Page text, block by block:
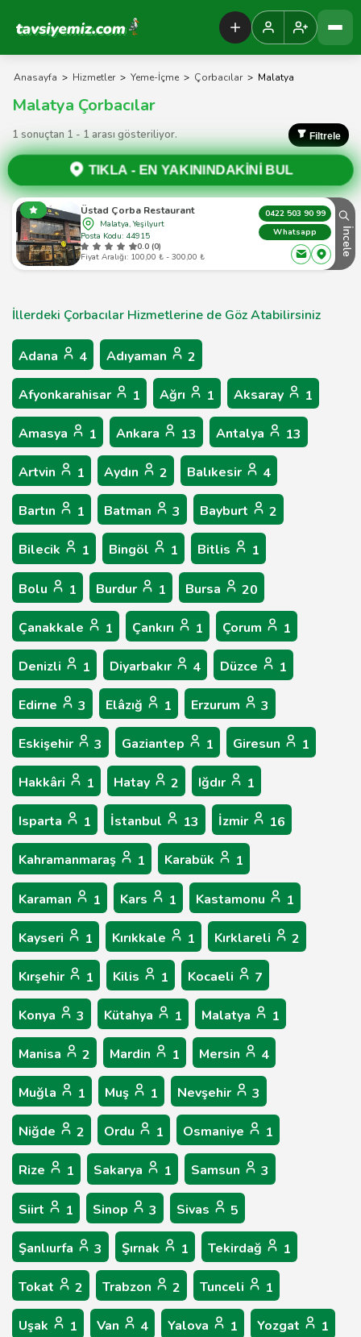
Tavsiyemiz Anasayfa
Anasayfa > Hizmetler > Yeme-İçme > Çorbacılar > Malatya
Malatya Çorbacılar
1 sonuçtan 1 - 1 arası gösteriliyor. Filtrele
TIKLA - EN YAKININDAKİNİ BUL
Üstad Çorba Restaurant
Malatya, Yeşilyurt
Posta Kodu: 44915
0.0 (0)
Fiyat Aralığı: 100,00 ₺ - 300,00 ₺
0422 503 90 99
Whatsapp
İncele
İllerdeki Çorbacılar Hizmetlerine de Göz Atabilirsiniz
Adana 4 Adıyaman 2
Afyonkarahisar 1 Ağrı 1 Aksaray 1
Amasya 1 Ankara 13 Antalya 13
Artvin 1 Aydın 2 Balıkesir 4
Bartın 1 Batman 3 Bayburt 2
Bilecik 1 Bingöl 1 Bitlis 1
Bolu 1 Burdur 1 Bursa 20
Çanakkale 1 Çankırı 1 Çorum 1
Denizli 1 Diyarbakır 4 Düzce 1
Edirne 3 Elâzığ 1 Erzurum 3
Eskişehir 3 Gaziantep 1 Giresun 1
Hakkâri 1 Hatay 2 Iğdır 1
Isparta 1 İstanbul 13 İzmir 16
Kahramanmaraş 1 Karabük 1
Karaman 1 Kars 1 Kastamonu 1
Kayseri 1 Kırıkkale 1 Kırklareli 2
Kırşehir 1 Kilis 1 Kocaeli 7
Konya 3 Kütahya 1 Malatya 1
Manisa 2 Mardin 1 Mersin 4
Muğla 1 Muş 1 Nevşehir 3
Niğde 2 Ordu 1 Osmaniye 1
Rize 1 Sakarya 1 Samsun 3
Siirt 1 Sinop 3 Sivas 5
Şanlıurfa 3 Şırnak 1 Tekirdağ 1
Tokat 2 Trabzon 2 Tunceli 1
Uşak 1 Van 4 Yalova 1 Yozgat 1